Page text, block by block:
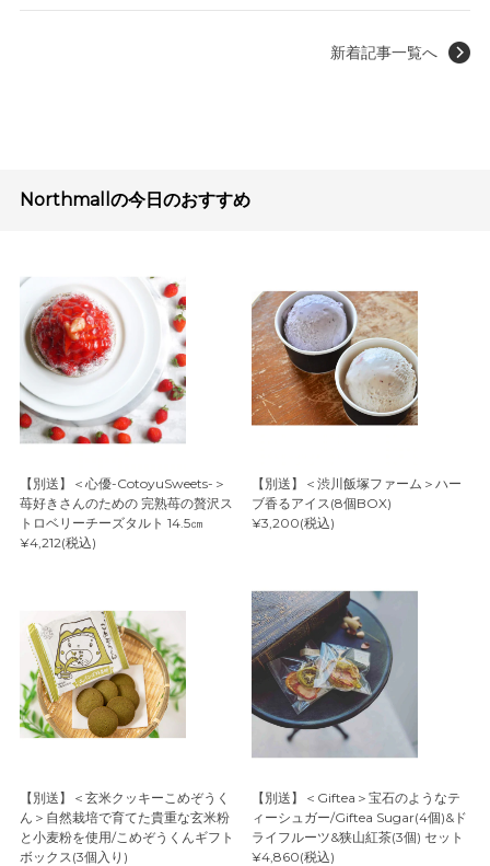
新着記事一覧へ
Northmallの今日のおすすめ
【別送】＜心優-CotoyuSweets-＞
苺好きさんのための 完熟苺の贅沢ス
トロベリーチーズタルト 14.5㎝
¥4,212(税込)
【別送】＜渋川飯塚ファーム＞ハー
ブ香るアイス(8個BOX)
¥3,200(税込)
【別送】＜玄米クッキーこめぞうく
ん＞自然栽培で育てた貴重な玄米粉
と小麦粉を使用/こめぞうくんギフト
ボックス(3個入り)
【別送】＜Giftea＞宝石のようなテ
ィーシュガー/Giftea Sugar(4個)&ド
ライフルーツ&狭山紅茶(3個) セット
¥4,860(税込)